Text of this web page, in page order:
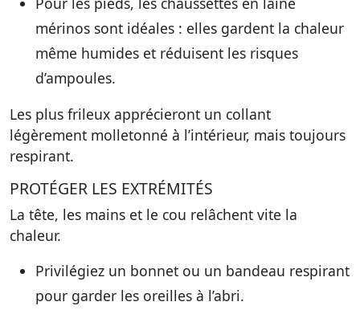
mérinos sont idéales : elles gardent la chaleur
même humides et réduisent les risques
d’ampoules.
Les plus frileux apprécieront un collant
légèrement molletonné à l’intérieur, mais toujours
respirant.
PROTÉGER LES EXTRÉMITÉS
La tête, les mains et le cou relâchent vite la
chaleur.
Privilégiez un bonnet ou un bandeau respirant
pour garder les oreilles à l’abri.